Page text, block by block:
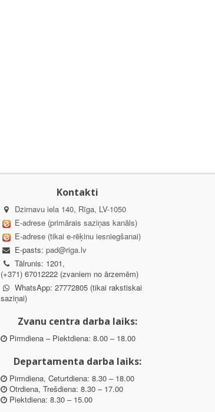
Kontakti
Dzirnavu iela 140, Rīga, LV-1050
E-adrese (primārais saziņas kanāls)
E-adrese (tikai e-rēķinu iesniegšanai)
E-pasts: pad@riga.lv
Tālrunis: 1201,
(+371) 67012222 (zvaniem no ārzemēm)
WhatsApp: 27772805 (tikai rakstiskai
saziņai)
Zvanu centra darba laiks:
Pirmdiena – Piektdiena: 8.00 – 18.00
Departamenta darba laiks:
Pirmdiena, Ceturtdiena: 8.30 – 18.00
Otrdiena, Trešdiena: 8.30 – 17.00
Piektdiena: 8.30 – 15.00